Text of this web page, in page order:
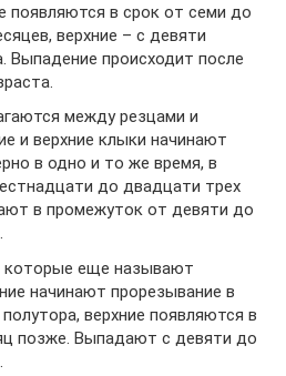
появляются в срок от семи до
верхние – с девяти
Выпадение происходит после
между резцами и
и верхние клыки начинают
в одно и то же время, в
до двадцати трех
в промежуток от девяти до
которые еще называют
начинают прорезывание в
верхние появляются в
позже. Выпадают с девяти до